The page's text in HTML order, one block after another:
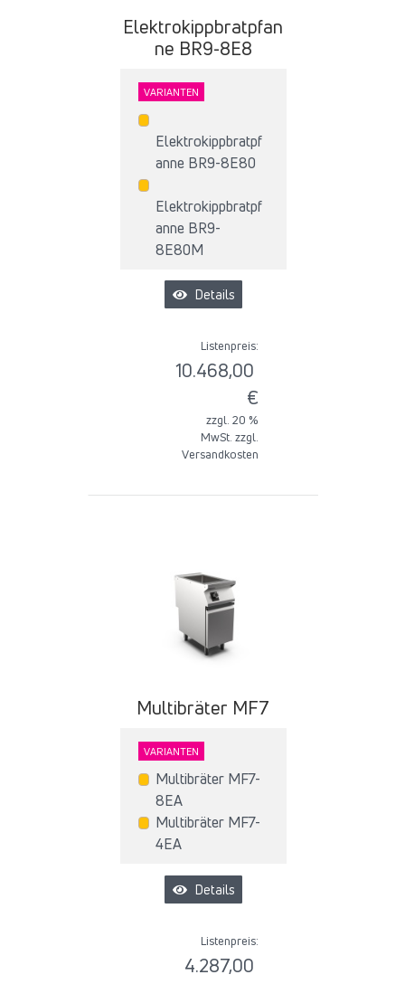
Elektrokippbratpfan
ne BR9-8E8
VARIANTEN
Elektrokippbratpf
anne BR9-8E80
Elektrokippbratpf
anne BR9-
8E80M
Details
Listenpreis:
10.468,00
€
zzgl. 20 %
MwSt. zzgl.
Versandkosten
Multibräter MF7
VARIANTEN
Multibräter MF7-
8EA
Multibräter MF7-
4EA
Details
Listenpreis:
4.287,00